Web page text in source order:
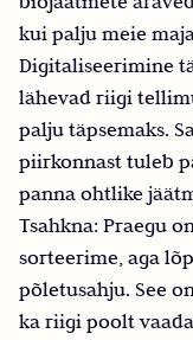
kui palju meie
Digitaliseerimine
lähevad riigi
palju täpsemaks.
piirkonnast tuleb
panna ohtlike
Tsahkna: Praegu
sorteerime, aga
põletusahju. See
ka riigi poolt